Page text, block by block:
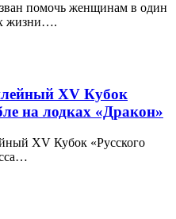
помочь женщинам в один
жизни….
XV Кубок
на лодках «Дракон»
XV Кубок «Русского